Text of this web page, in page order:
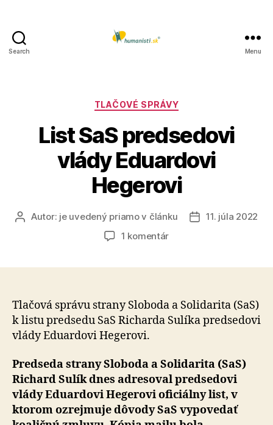
Search Menu
Kategórie
TLAČOVÉ SPRÁVY
List SaS predsedovi
vlády Eduardovi
Hegerovi
AutorAutor: je uvedený priamo v článku
Dátum
11. júla 2022
1 komentárna
Eduardovi
Hegerovi
Tlačová správu strany Sloboda a Solidarita (SaS)
k listu predsedu SaS Richarda Sulíka predsedovi
vlády Eduardovi Hegerovi.
Predseda strany Sloboda a Solidarita (SaS)
Richard Sulík dnes adresoval predsedovi
vlády Eduardovi Hegerovi oficiálny list, v
ktorom ozrejmuje dôvody SaS vypovedať